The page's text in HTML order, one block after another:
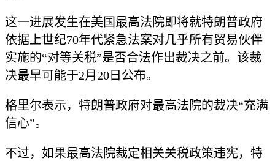
这一进展发生在美国最高法院即将就特朗普政府
依据上世纪70年代紧急法案对几乎所有贸易伙伴
实施的“对等关税”是否合法作出裁决之前。该裁
决最早可能于2月20日公布。
格里尔表示，特朗普政府对最高法院的裁决“充满
信心”。
不过，如果最高法院裁定相关关税政策违宪，特